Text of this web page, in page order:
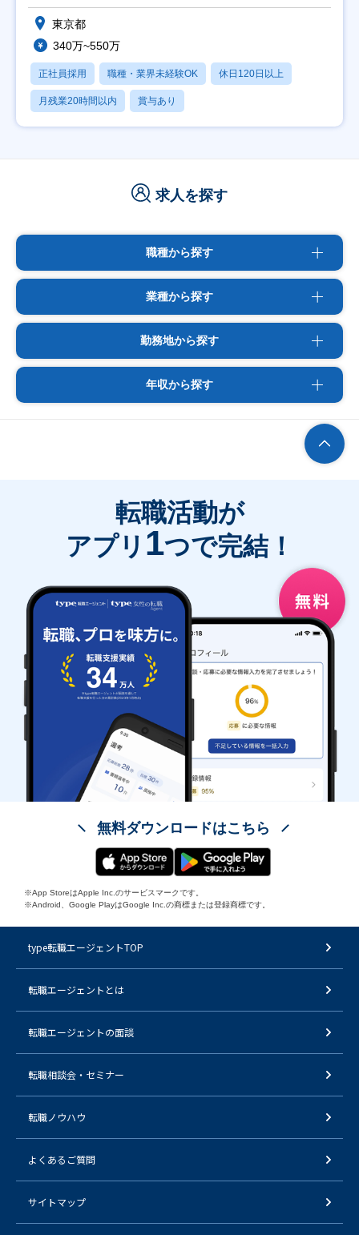
東京都
340万~550万
正社員採用 職種・業界未経験OK 休日120日以上
月残業20時間以内 賞与あり
求人を探す
職種から探す
業種から探す
勤務地から探す
年収から探す
転職活動が
アプリ 1つで完結！
無料ダウンロードはこちら
※App StoreはApple Inc.のサービスマークです。
※Android、Google PlayはGoogle Inc.の商標または登録商標です。
type転職エージェントTOP
転職エージェントとは
転職エージェントの面談
転職相談会・セミナー
転職ノウハウ
よくあるご質問
サイトマップ